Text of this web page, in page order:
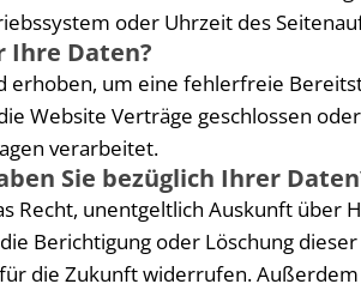
oder Uhrzeit des
Ihre Daten?
erhoben, um eine fehlerfreie
Website Verträge geschlossen
verarbeitet.
Sie bezüglich Ihrer
Recht, unentgeltlich Auskunft
Berichtigung oder Löschung
die Zukunft widerrufen.